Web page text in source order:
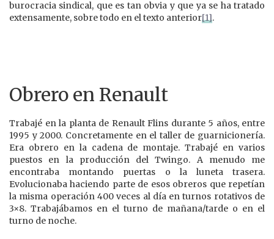
burocracia sindical, que es tan obvia y que ya se ha tratado
extensamente, sobre todo en el texto anterior[1].
Obrero en Renault
Trabajé en la planta de Renault Flins durante 5 años, entre
1995 y 2000. Concretamente en el taller de guarnicionería.
Era obrero en la cadena de montaje. Trabajé en varios
puestos en la producción del Twingo. A menudo me
encontraba montando puertas o la luneta trasera.
Evolucionaba haciendo parte de esos obreros que repetían
la misma operación 400 veces al día en turnos rotativos de
3×8. Trabajábamos en el turno de mañana/tarde o en el
turno de noche.